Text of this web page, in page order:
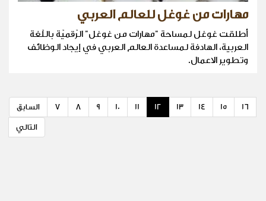
مهارات من غوغل للعالم العربي
أطلقت غوغل لمساحة "مهارات من غوغل" الرّقميّة باللّغة
العربية، الهادفة لمساعدة العالم العربي في إيجاد الوظائف
وتطوير الاعمال.
السابق 7 8 9 10 11 12 13 14 15 16
التالي